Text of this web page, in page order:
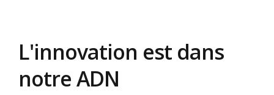
L'innovation est dans
notre ADN